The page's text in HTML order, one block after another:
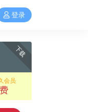
登录
下载
会员